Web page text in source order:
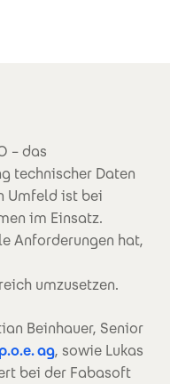
– das
technischer Daten
Umfeld ist bei
im Einsatz.
Anforderungen hat,
umzusetzen.
Beinhauer, Senior
ag, sowie Lukas
bei der Fabasoft